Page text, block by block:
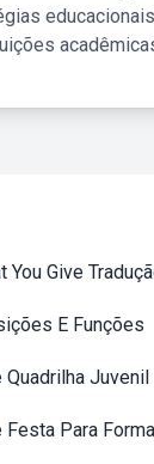
You Give
E Funções
Juvenil
Para